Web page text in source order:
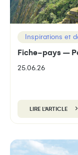
Inspirations et
Fiche-pays –
25.06.26
LIRE L'ARTICLE